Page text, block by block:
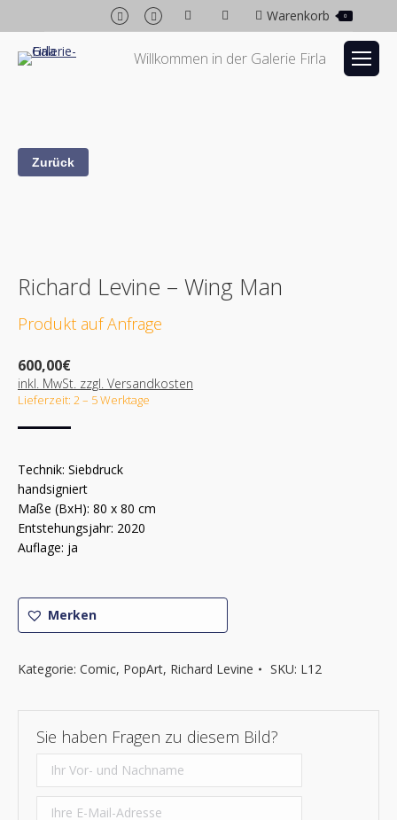
Facebook
page
opens
Instagram
page
opens
in
Warenkorb 0
Willkommen in der Galerie Firla
Richard Levine – Wing Man
600,00€
inkl. MwSt. zzgl. Versandkosten
Lieferzeit: 2 – 5 Werktage
Technik: Siebdruck
handsigniert
Maße (BxH): 80 x 80 cm
Entstehungsjahr: 2020
Auflage: ja
Merken
Kategorie: Comic, PopArt, Richard Levine SKU: L12
Sie haben Fragen zu diesem Bild?